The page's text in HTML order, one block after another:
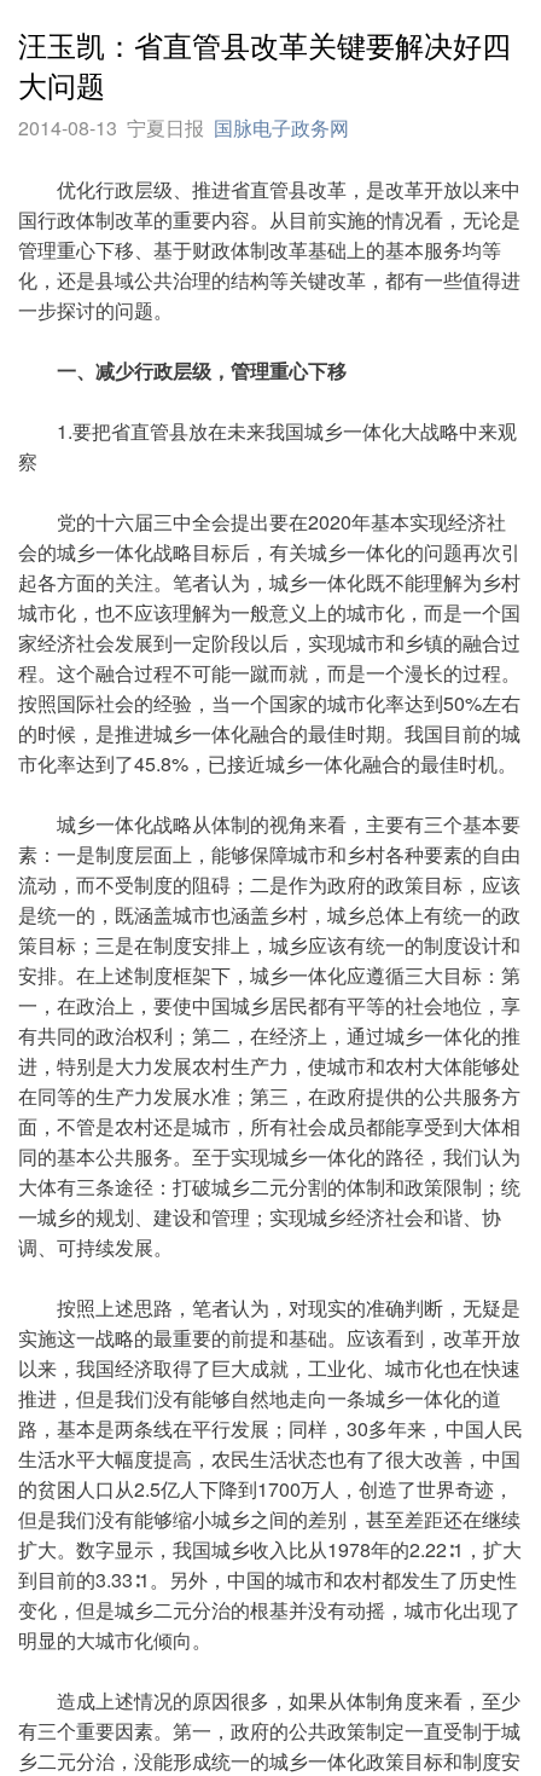
汪玉凯：省直管县改革关键要解决好四
大问题
2014-08-13 宁夏日报 国脉电子政务网
优化行政层级、推进省直管县改革，是改革开放以来中
国行政体制改革的重要内容。从目前实施的情况看，无论是
管理重心下移、基于财政体制改革基础上的基本服务均等
化，还是县域公共治理的结构等关键改革，都有一些值得进
一步探讨的问题。
一、减少行政层级，管理重心下移
1.要把省直管县放在未来我国城乡一体化大战略中来观
察
党的十六届三中全会提出要在2020年基本实现经济社
会的城乡一体化战略目标后，有关城乡一体化的问题再次引
起各方面的关注。笔者认为，城乡一体化既不能理解为乡村
城市化，也不应该理解为一般意义上的城市化，而是一个国
家经济社会发展到一定阶段以后，实现城市和乡镇的融合过
程。这个融合过程不可能一蹴而就，而是一个漫长的过程。
按照国际社会的经验，当一个国家的城市化率达到50%左右
的时候，是推进城乡一体化融合的最佳时期。我国目前的城
市化率达到了45.8%，已接近城乡一体化融合的最佳时机。
城乡一体化战略从体制的视角来看，主要有三个基本要
素：一是制度层面上，能够保障城市和乡村各种要素的自由
流动，而不受制度的阻碍；二是作为政府的政策目标，应该
是统一的，既涵盖城市也涵盖乡村，城乡总体上有统一的政
策目标；三是在制度安排上，城乡应该有统一的制度设计和
安排。在上述制度框架下，城乡一体化应遵循三大目标：第
一，在政治上，要使中国城乡居民都有平等的社会地位，享
有共同的政治权利；第二，在经济上，通过城乡一体化的推
进，特别是大力发展农村生产力，使城市和农村大体能够处
在同等的生产力发展水准；第三，在政府提供的公共服务方
面，不管是农村还是城市，所有社会成员都能享受到大体相
同的基本公共服务。至于实现城乡一体化的路径，我们认为
大体有三条途径：打破城乡二元分割的体制和政策限制；统
一城乡的规划、建设和管理；实现城乡经济社会和谐、协
调、可持续发展。
按照上述思路，笔者认为，对现实的准确判断，无疑是
实施这一战略的最重要的前提和基础。应该看到，改革开放
以来，我国经济取得了巨大成就，工业化、城市化也在快速
推进，但是我们没有能够自然地走向一条城乡一体化的道
路，基本是两条线在平行发展；同样，30多年来，中国人民
生活水平大幅度提高，农民生活状态也有了很大改善，中国
的贫困人口从2.5亿人下降到1700万人，创造了世界奇迹，
但是我们没有能够缩小城乡之间的差别，甚至差距还在继续
扩大。数字显示，我国城乡收入比从1978年的2.22∶1，扩大
到目前的3.33∶1。另外，中国的城市和农村都发生了历史性
变化，但是城乡二元分治的根基并没有动摇，城市化出现了
明显的大城市化倾向。
造成上述情况的原因很多，如果从体制角度来看，至少
有三个重要因素。第一，政府的公共政策制定一直受制于城
乡二元分治，没能形成统一的城乡一体化政策目标和制度安